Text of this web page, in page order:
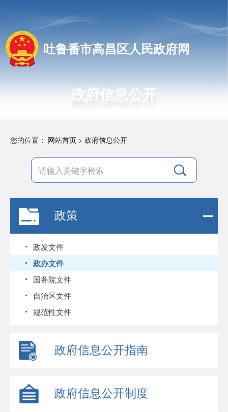
吐鲁番市高昌区人民政府网
政府信息公开
您的位置： 网站首页 > 政府信息公开
政策
政发文件
政办文件
国务院文件
自治区文件
规范性文件
政府信息公开指南
政府信息公开制度